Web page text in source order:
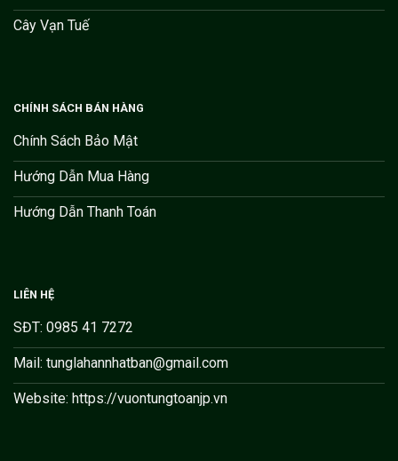
Cây Vạn Tuế
CHÍNH SÁCH BÁN HÀNG
Chính Sách Bảo Mật
Hướng Dẫn Mua Hàng
Hướng Dẫn Thanh Toán
LIÊN HỆ
SĐT: 0985 41 7272
Mail: tunglahannhatban@gmail.com
Website: https://vuontungtoanjp.vn